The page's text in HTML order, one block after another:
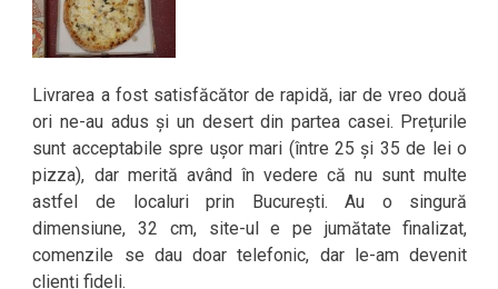
Livrarea a fost satisfăcător de rapidă, iar de vreo două
ori ne-au adus și un desert din partea casei. Prețurile
sunt acceptabile spre ușor mari (între 25 și 35 de lei o
pizza), dar merită având în vedere că nu sunt multe
astfel de localuri prin București. Au o singură
dimensiune, 32 cm, site-ul e pe jumătate finalizat,
comenzile se dau doar telefonic, dar le-am devenit
clienți fideli.